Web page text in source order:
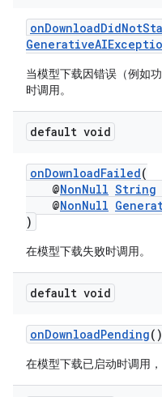
当模型下载因错误（例如
时调用。
default void
onDownloadFailed(
@NonNull String
@NonNull
)
在模型下载失败时调用。
default void
onDownloadPending()
在模型下载已启动时调用，